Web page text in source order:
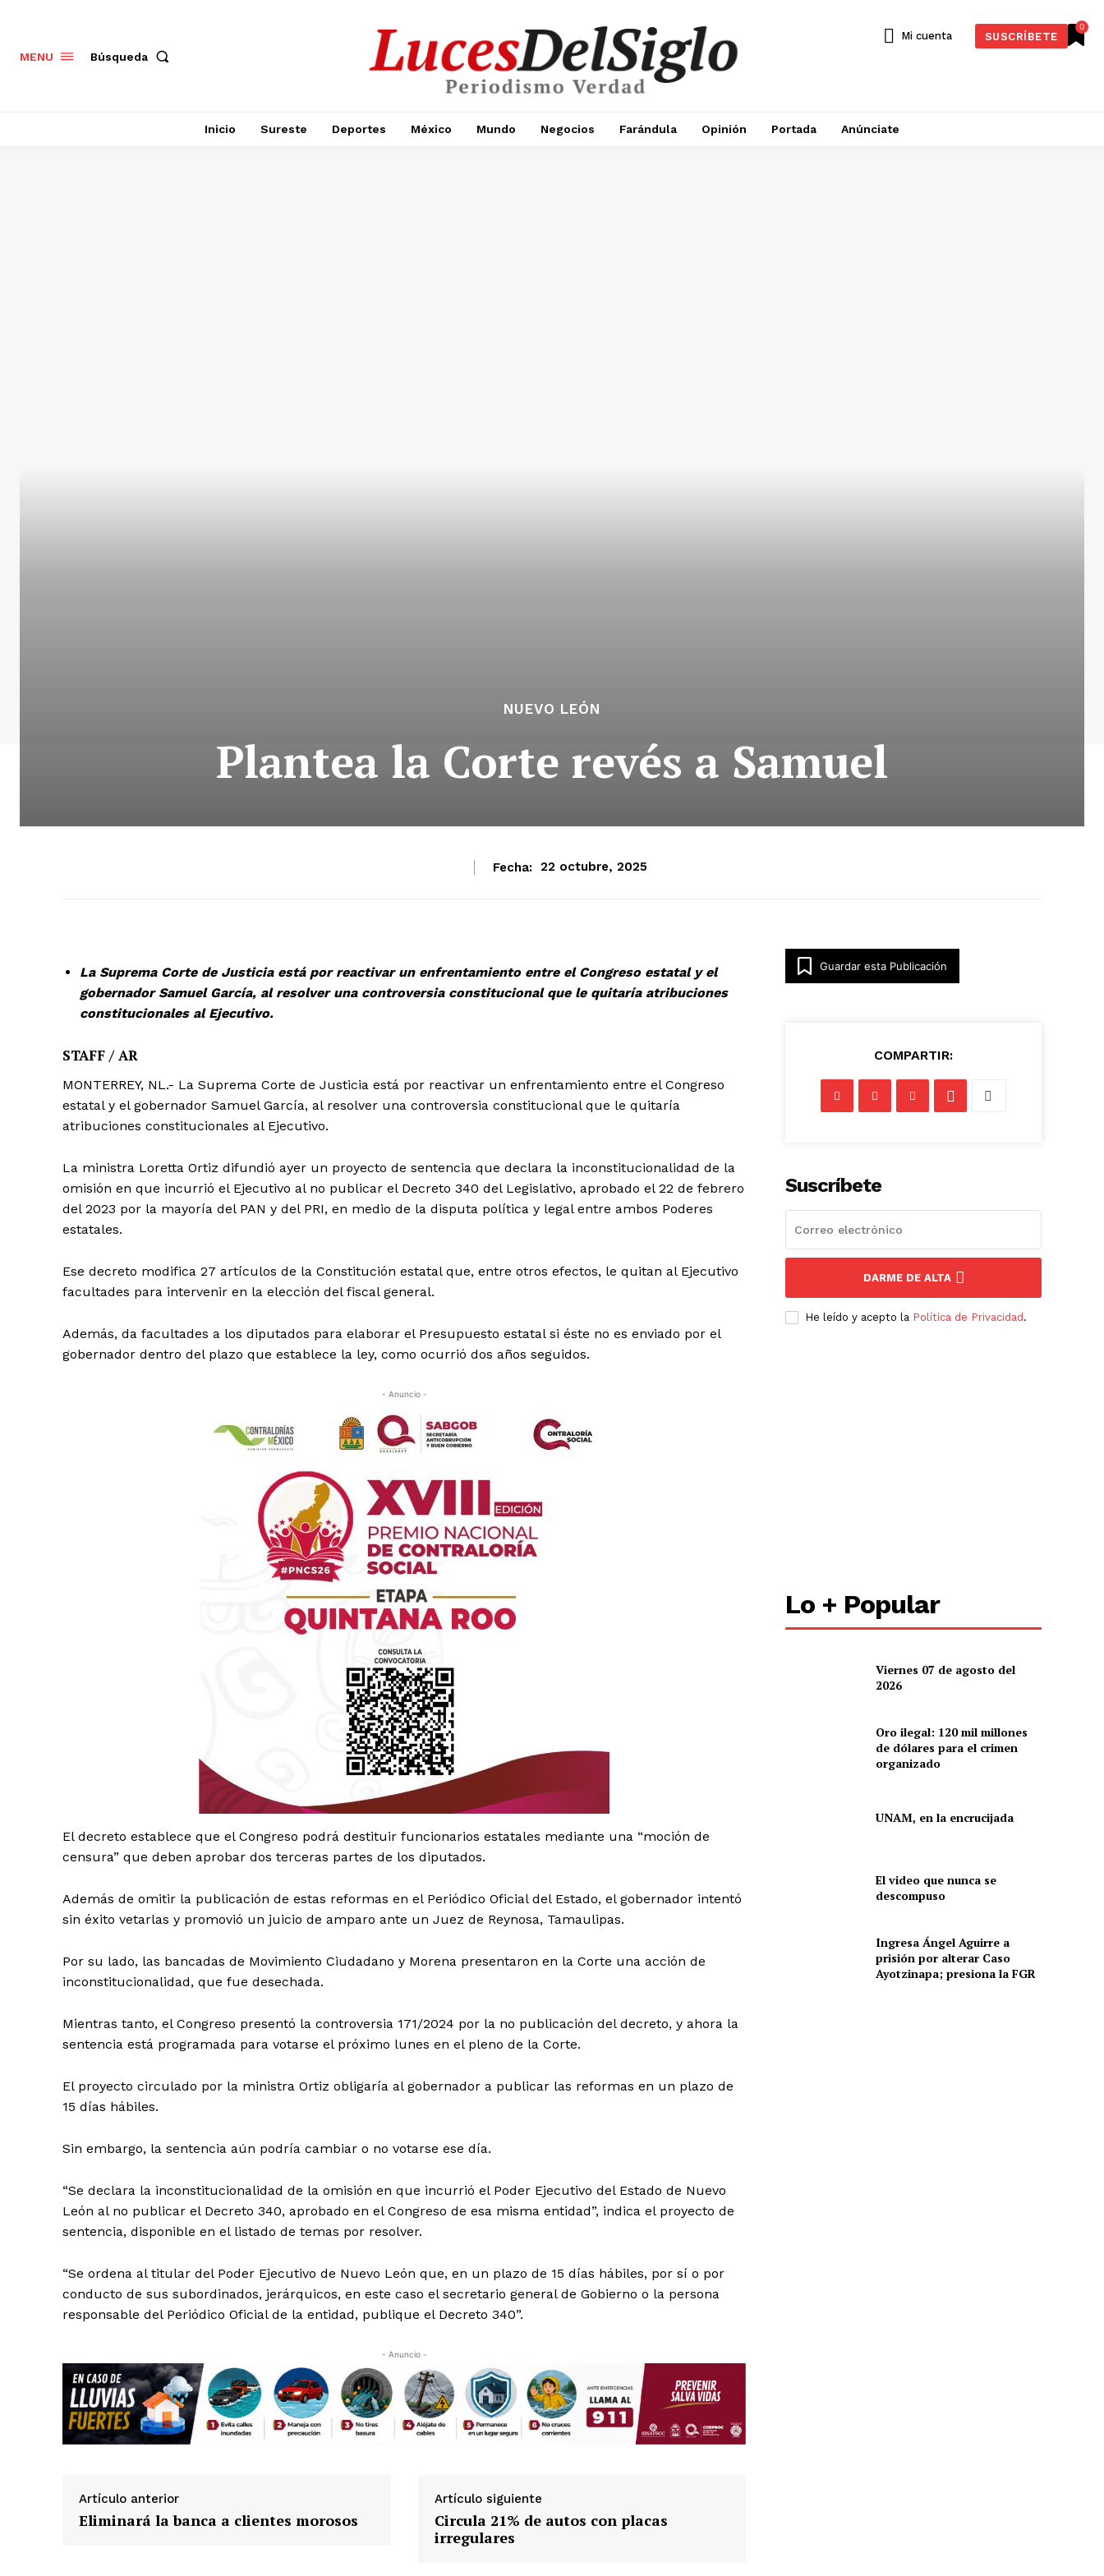
MENU Búsqueda
0
Mi cuenta SUSCRÍBETE
Inicio Sureste Deportes México Mundo Negocios Farándula Opinión Portada Anúnciate
NUEVO LEÓN
Plantea la Corte revés a Samuel
Fecha: 22 octubre, 2025
La Suprema Corte de Justicia está por reactivar un enfrentamiento entre el Congreso estatal y el
gobernador Samuel García, al resolver una controversia constitucional que le quitaría atribuciones
constitucionales al Ejecutivo.
STAFF / AR
MONTERREY, NL.- La Suprema Corte de Justicia está por reactivar un enfrentamiento entre el Congreso
estatal y el gobernador Samuel García, al resolver una controversia constitucional que le quitaría
atribuciones constitucionales al Ejecutivo.
La ministra Loretta Ortiz difundió ayer un proyecto de sentencia que declara la inconstitucionalidad de la
omisión en que incurrió el Ejecutivo al no publicar el Decreto 340 del Legislativo, aprobado el 22 de febrero
del 2023 por la mayoría del PAN y del PRI, en medio de la disputa política y legal entre ambos Poderes
estatales.
Ese decreto modifica 27 artículos de la Constitución estatal que, entre otros efectos, le quitan al Ejecutivo
facultades para intervenir en la elección del fiscal general.
Además, da facultades a los diputados para elaborar el Presupuesto estatal si éste no es enviado por el
gobernador dentro del plazo que establece la ley, como ocurrió dos años seguidos.
- Anuncio -
El decreto establece que el Congreso podrá destituir funcionarios estatales mediante una “moción de
censura” que deben aprobar dos terceras partes de los diputados.
Además de omitir la publicación de estas reformas en el Periódico Oficial del Estado, el gobernador intentó
sin éxito vetarlas y promovió un juicio de amparo ante un Juez de Reynosa, Tamaulipas.
Por su lado, las bancadas de Movimiento Ciudadano y Morena presentaron en la Corte una acción de
inconstitucionalidad, que fue desechada.
Mientras tanto, el Congreso presentó la controversia 171/2024 por la no publicación del decreto, y ahora la
sentencia está programada para votarse el próximo lunes en el pleno de la Corte.
El proyecto circulado por la ministra Ortiz obligaría al gobernador a publicar las reformas en un plazo de
15 días hábiles.
Sin embargo, la sentencia aún podría cambiar o no votarse ese día.
“Se declara la inconstitucionalidad de la omisión en que incurrió el Poder Ejecutivo del Estado de Nuevo
León al no publicar el Decreto 340, aprobado en el Congreso de esa misma entidad”, indica el proyecto de
sentencia, disponible en el listado de temas por resolver.
“Se ordena al titular del Poder Ejecutivo de Nuevo León que, en un plazo de 15 días hábiles, por sí o por
conducto de sus subordinados, jerárquicos, en este caso el secretario general de Gobierno o la persona
responsable del Periódico Oficial de la entidad, publique el Decreto 340”.
- Anuncio -
Artículo anterior
Eliminará la banca a clientes morosos
Artículo siguiente
Circula 21% de autos con placas
irregulares
Guardar esta Publicación
COMPARTIR:
Suscríbete
DARME DE ALTA
He leído y acepto la Política de Privacidad .
Lo + Popular
Viernes 07 de agosto del
2026
Oro ilegal: 120 mil millones
de dólares para el crimen
organizado
UNAM, en la encrucijada
El video que nunca se
descompuso
Ingresa Ángel Aguirre a
prisión por alterar Caso
Ayotzinapa; presiona la FGR